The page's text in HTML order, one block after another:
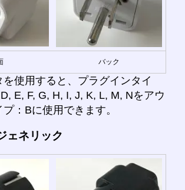
バック
を使用すると、プラグインタイ
E, F, G, H, I, J, K, L, M, Nをアウ
プ：Bに使用できます。
ェネリック